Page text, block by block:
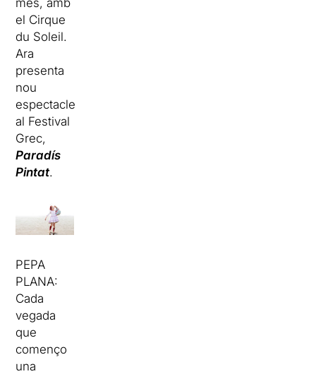
més, amb
el Cirque
du Soleil.
Ara
presenta
nou
espectacle
al Festival
Grec,
Paradís
Pintat.
PEPA
PLANA:
Cada
vegada
que
començo
una